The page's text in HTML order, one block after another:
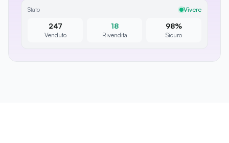
Stato Vivere
247
Venduto
18
Rivendita
98%
Sicuro